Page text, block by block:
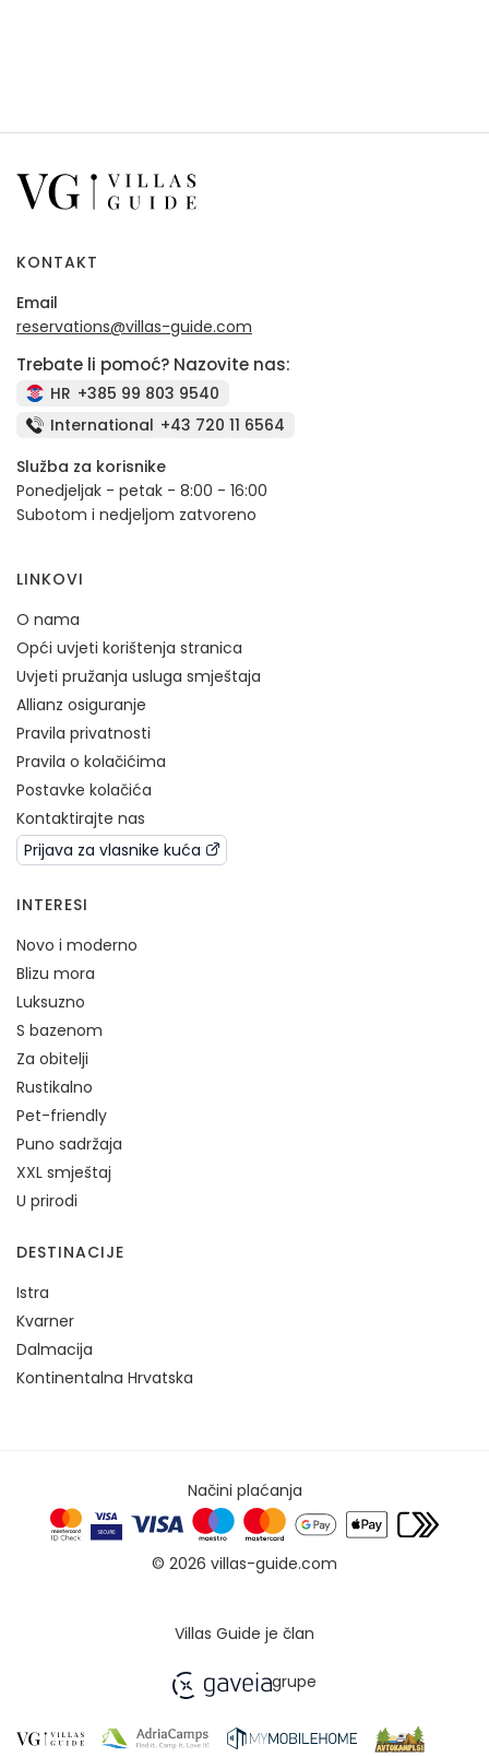
KONTAKT
Email
reservations@villas-guide.com
Trebate li pomoć? Nazovite nas:
HR +385 99 803 9540
International +43 720 11 6564
Služba za korisnike
Ponedjeljak - petak - 8:00 - 16:00
Subotom i nedjeljom zatvoreno
LINKOVI
O nama
Opći uvjeti korištenja stranica
Uvjeti pružanja usluga smještaja
Allianz osiguranje
Pravila privatnosti
Pravila o kolačićima
Postavke kolačića
Kontaktirajte nas
Prijava za vlasnike kuća
INTERESI
Novo i moderno
Blizu mora
Luksuzno
S bazenom
Za obitelji
Rustikalno
Pet-friendly
Puno sadržaja
XXL smještaj
U prirodi
DESTINACIJE
Istra
Kvarner
Dalmacija
Kontinentalna Hrvatska
Načini plaćanja
© 2026 villas-guide.com
Villas Guide je član
grupe